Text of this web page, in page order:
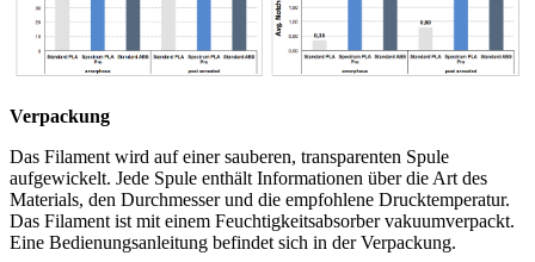
Verpackung
Das Filament wird auf einer sauberen, transparenten Spule
aufgewickelt. Jede Spule enthält Informationen über die Art des
Materials, den Durchmesser und die empfohlene Drucktemperatur.
Das Filament ist mit einem Feuchtigkeitsabsorber vakuumverpackt.
Eine Bedienungsanleitung befindet sich in der Verpackung.